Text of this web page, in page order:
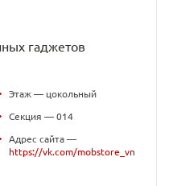
гаджетов
Этаж — цокольный
Секция — 014
Адрес сайта —
https://vk.com/mobstore_vn